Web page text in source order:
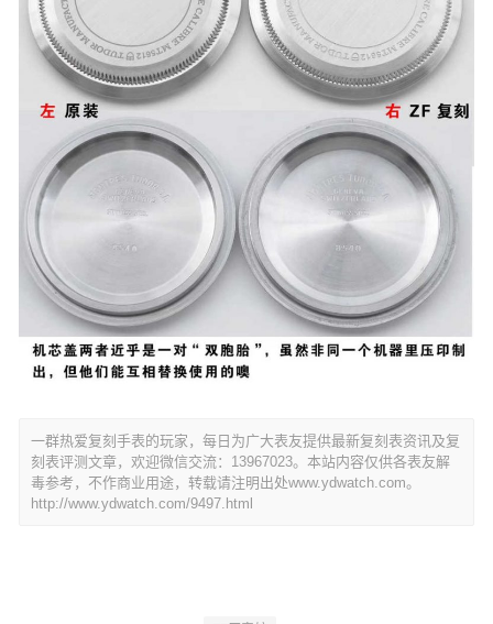
一群热爱复刻手表的玩家，每日为广大表友提供最新复刻表资讯及复
刻表评测文章，欢迎微信交流：13967023。本站内容仅供各表友解
毒参考，不作商业用途，转载请注明出处www.ydwatch.com。
http://www.ydwatch.com/9497.html